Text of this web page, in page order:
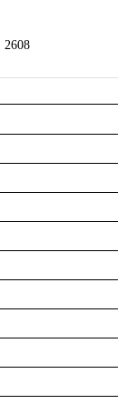
2608